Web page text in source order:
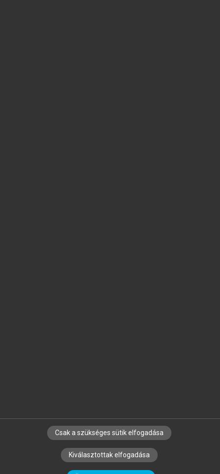
SZERZŐKNEK CÉGEKNEK KÖNYVTÁROSOKNAK
SZERKESZTÉSI ÉS LEKTORÁLÁSI ALAPELVEK
Csak a szükséges sütik elfogadása
Kiválasztottak elfogadása